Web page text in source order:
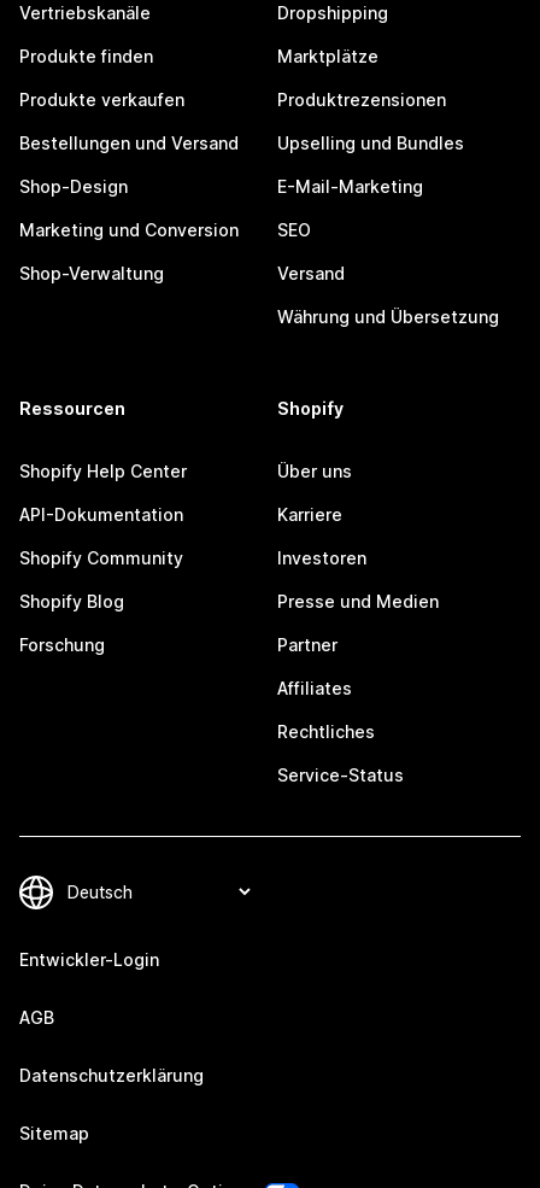
Vertriebskanäle
Produkte finden
Produkte verkaufen
Bestellungen und Versand
Shop-Design
Marketing und Conversion
Shop-Verwaltung
Dropshipping
Marktplätze
Produktrezensionen
Upselling und Bundles
E-Mail-Marketing
SEO
Versand
Währung und Übersetzung
Ressourcen
Shopify Help Center
API-Dokumentation
Shopify Community
Shopify Blog
Forschung
Shopify
Über uns
Karriere
Investoren
Presse und Medien
Partner
Affiliates
Rechtliches
Service-Status
Entwickler-Login
AGB
Datenschutzerklärung
Sitemap